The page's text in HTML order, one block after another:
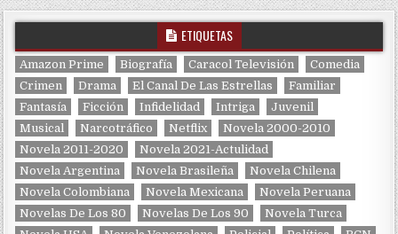
ETIQUETAS
Amazon Prime Biografía Caracol Televisión
Comedia
Crimen
Drama El Canal De Las Estrellas
Familiar
Fantasía
Ficción Infidelidad Intriga
Juvenil
Musical
Narcotráfico Netflix
Novela 2000-2010
Novela 2011-2020
Novela 2021-Actulidad
Novela Argentina
Novela Brasileña
Novela Chilena
Novela Colombiana
Novela Mexicana
Novela Peruana
Novelas De Los 80
Novelas De Los 90
Novela Turca